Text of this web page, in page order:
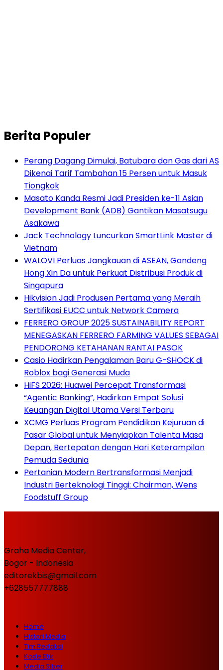
Berita Populer
Perang Dagang Dimulai, Batubara dan Gas dari AS
Dikenai Tarif Tambahan 15 Persen untuk Masuk
Tiongkok
Masato Kanda Resmi Jadi Presiden ke-11 Asian
Development Bank (ADB) Gantikan Masatsugu
Asakawa
Jack Technology Luncurkan SmartLink Master di
Vietnam
WALOVI Perluas Jangkauan di ASEAN, Gandeng
Hong Xin Da untuk Perkuat Distribusi Produk di
Singapura
Hikvision Jadi Produsen Pertama yang Meraih
Sertifikasi EUCC untuk Network Camera
FERRERO GROUP 2025 SUSTAINABILITY REPORT
MENEGASKAN FERRERO FARMING VALUES SEBAGAI
PENDORONG KETAHANAN RANTAI PASOK
Casio Hadirkan Pengalaman Baru G-SHOCK di
Roblox bagi Generasi Muda
HiFS 2026: Huawei Percepat Transformasi
“Agentic Banking”, Hadirkan Empat Solusi
Keuangan Digital Utama Versi Terbaru
XCMG Perluas Program Pendidikan Kejuruan di
Pasar Global untuk Menyiapkan Talenta Masa
Depan, Bertepatan dengan Hari Keterampilan
Pemuda Sedunia
Pertanian Modern Bertransformasi Menjadi
Industri Berteknologi Tinggi: Chairman, Wens
Foodstuff Group
Graha Media Center,
Bogor - Indonesia
editorekbis@gmail.com
+628557777888
Home
Histori Media
Tim Redaksi
Kode Etik
Media Siber